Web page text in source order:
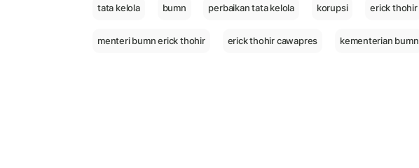
tata kelola bumn perbaikan tata kelola korupsi erick thohir
menteri bumn erick thohir erick thohir cawapres kementerian bumn